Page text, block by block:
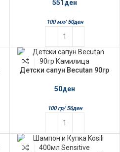
551ден
100 мл/ 50ден
Детски сапун Becutan 90гр
50ден
100 гр/ 56ден